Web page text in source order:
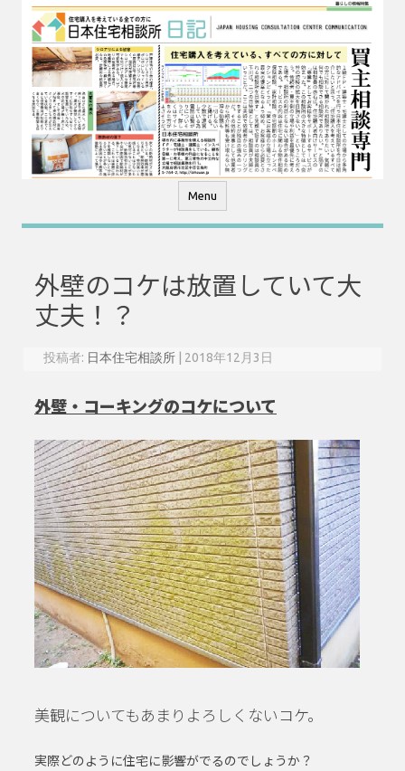
コ
テ
ン
ツ
へ
ス
キ
ッ
プ
Menu
外壁のコケは放置していて大
丈夫！？
投稿者: 日本住宅相談所 2018年12月3日
外壁・コーキングのコケについて
美観についてもあまりよろしくないコケ。
実際どのように住宅に影響がでるのでしょうか？